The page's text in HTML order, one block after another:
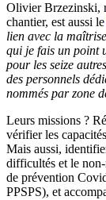
Olivier Brzezinski,
chantier, est aussi le
lien avec la
qui je fais un point
pour les seize
des personnels
nommés par zone
Leurs missions ?
vérifier les
Mais aussi,
difficultés et le non-
de prévention
PPSPS), et